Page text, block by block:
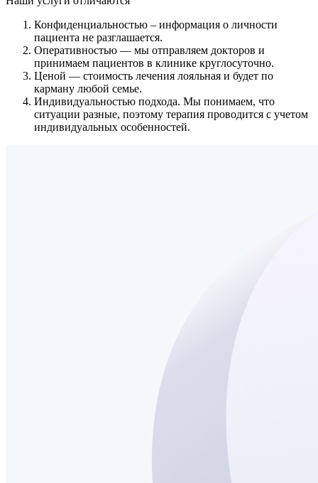
Конфиденциальностью – информация о личности
пациента не разглашается.
Оперативностью — мы отправляем докторов и
принимаем пациентов в клинике круглосуточно.
Ценой — стоимость лечения лояльная и будет по
карману любой семье.
Индивидуальностью подхода. Мы понимаем, что
ситуации разные, поэтому терапия проводится с учетом
индивидуальных особенностей.